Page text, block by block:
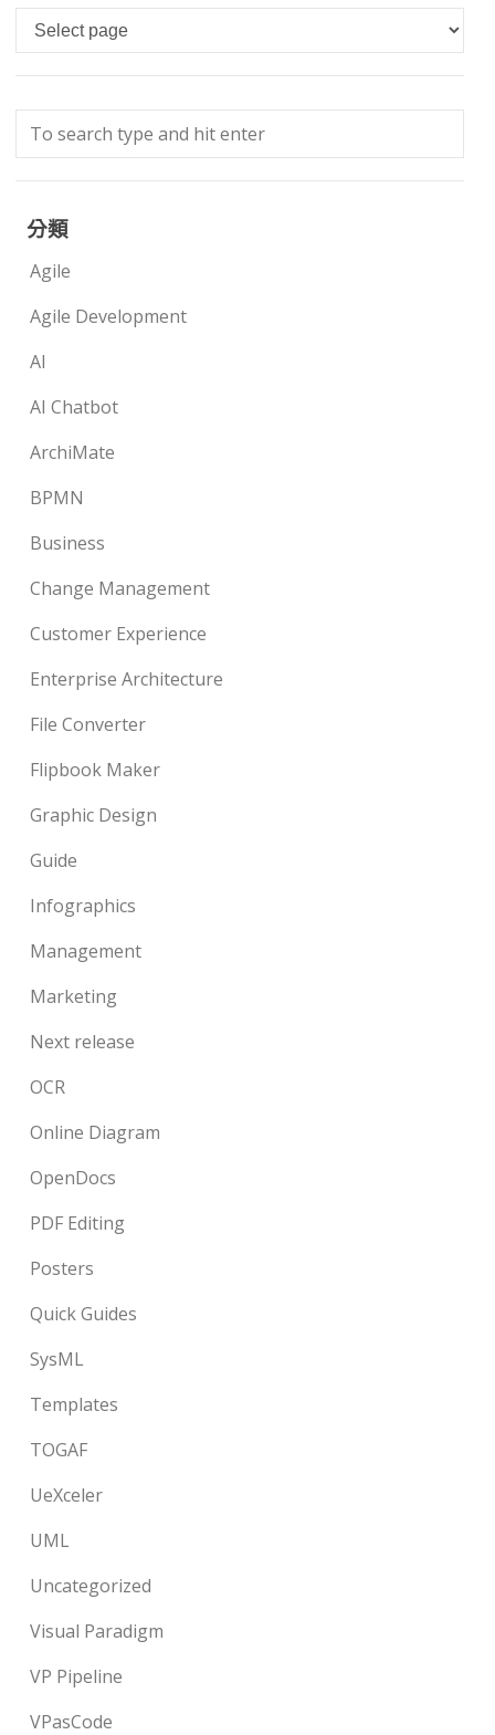
Languages
分類
Agile
Agile Development
AI
AI Chatbot
ArchiMate
BPMN
Business
Change Management
Customer Experience
Enterprise Architecture
File Converter
Flipbook Maker
Graphic Design
Guide
Infographics
Management
Marketing
Next release
OCR
Online Diagram
OpenDocs
PDF Editing
Posters
Quick Guides
SysML
Templates
TOGAF
UeXceler
UML
Uncategorized
Visual Paradigm
VP Pipeline
VPasCode